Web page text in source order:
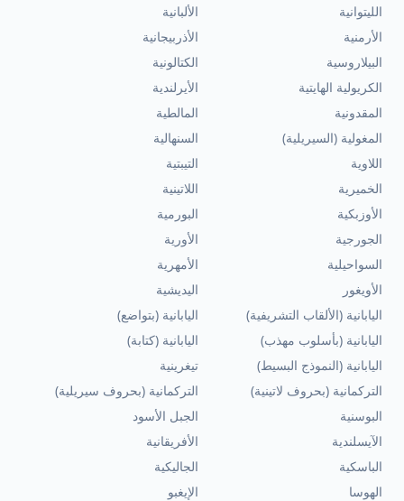
الليتوانية
الألبانية
الأرمنية
الأذربيجانية
البيلاروسية
الكتالونية
الكريولية الهايتية
الأيرلندية
المقدونية
المالطية
المغولية (السيريلية)
السنهالية
اللاوية
التيبتية
الخميرية
اللاتينية
الأوزبكية
البورمية
الجورجية
الأورية
السواحيلية
الأمهرية
الأويغور
اليديشية
اليابانية (الألقاب التشريفية)
اليابانية (بتواضع)
اليابانية (بأسلوب مهذب)
اليابانية (كتابة)
اليابانية (النموذج البسيط)
تيغرينية
التركمانية (بحروف لاتينية)
التركمانية (بحروف سيريلية)
البوسنية
الجبل الأسود
الآيسلندية
الأفريقانية
الباسكية
الجاليكية
الهوسا
الإيغبو